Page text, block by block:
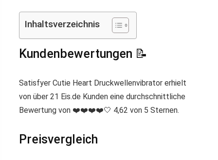
Inhaltsverzeichnis
Kundenbewertungen 📝
Satisfyer Cutie Heart Druckwellenvibrator erhielt
von über 21 Eis.de Kunden eine durchschnittliche
Bewertung von ❤️❤️❤️❤️🤍 4,62 von 5 Sternen.
Preisvergleich